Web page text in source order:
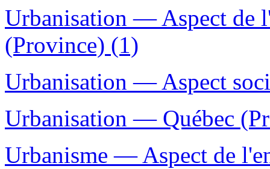
Urbanisation — Aspect de
(Province) (1)
Urbanisation — Aspect
Urbanisation — Québec
Urbanisme — Aspect de